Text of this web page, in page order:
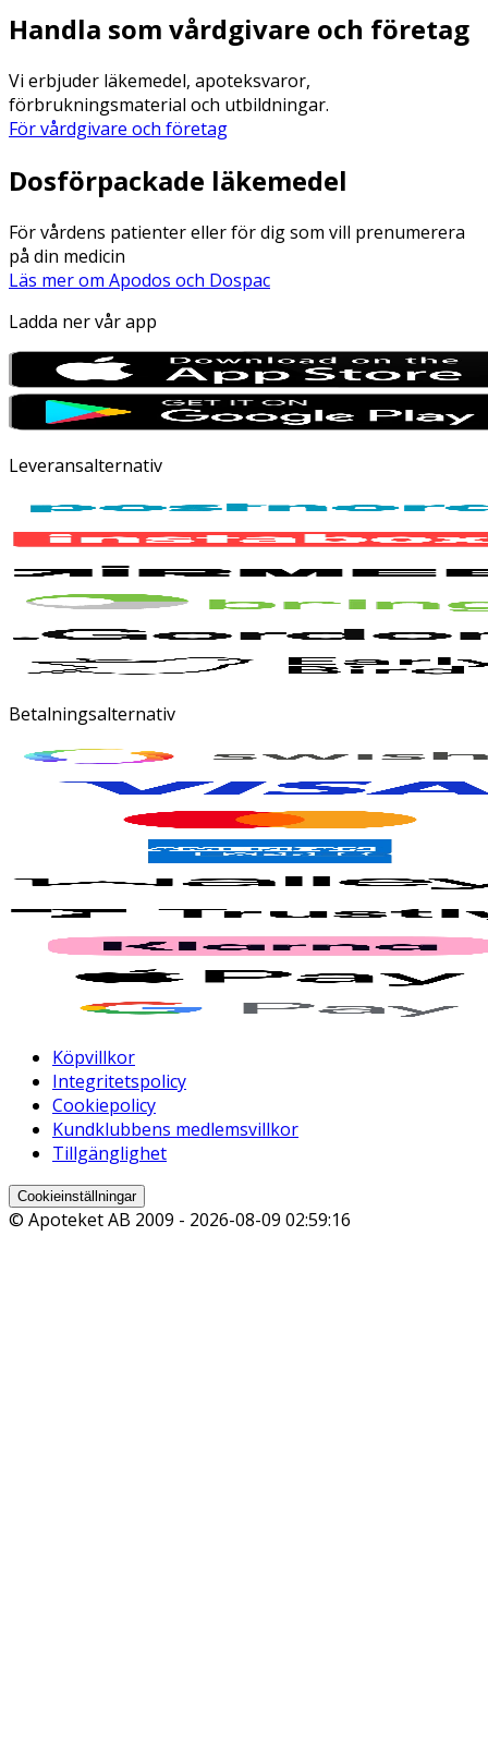
Handla som vårdgivare och företag
Vi erbjuder läkemedel, apoteksvaror,
förbrukningsmaterial och utbildningar.
För vårdgivare och företag
Dosförpackade läkemedel
För vårdens patienter eller för dig som vill prenumerera
på din medicin
Läs mer om Apodos och Dospac
Ladda ner vår app
Leveransalternativ
Betalningsalternativ
Köpvillkor
Integritetspolicy
Cookiepolicy
Kundklubbens medlemsvillkor
Tillgänglighet
Cookieinställningar
© Apoteket AB 2009 - 2026-08-09 02:59:16